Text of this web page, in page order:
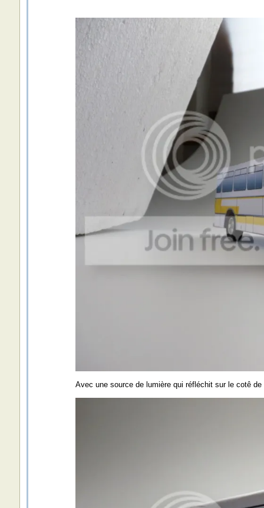
Avec une source de lumière qui réfléchit sur le cotê de